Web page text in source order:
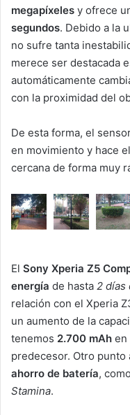
megapíxeles y ofrece
segundos. Debido a la
no sufre tanta
merece ser destacada
automáticamente
con la proximidad del
De esta forma, el
en movimiento y hace el
cercana de forma muy
El Sony Xperia Z5
energía de hasta 2 días
relación con el Xperia
un aumento de la
tenemos 2.700 mAh en
predecesor. Otro punto
ahorro de batería,
Stamina.